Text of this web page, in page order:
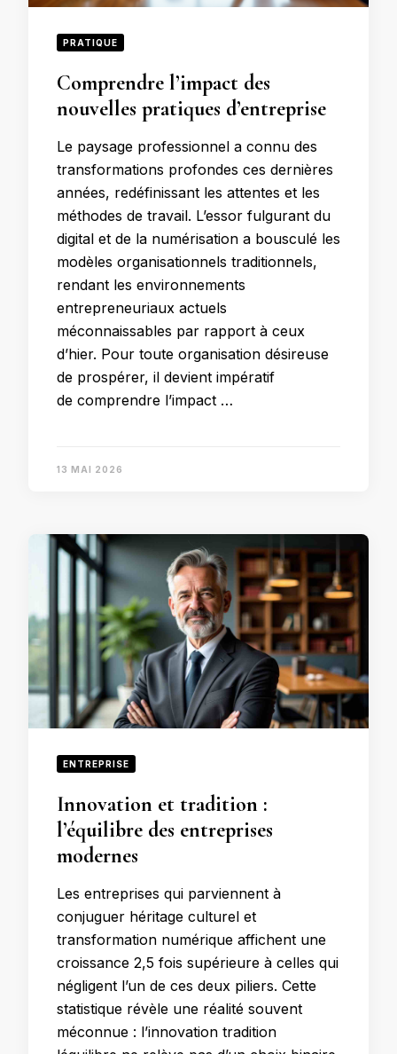
PRATIQUE
Comprendre l’impact des
nouvelles pratiques d’entreprise
Le paysage professionnel a connu des
transformations profondes ces dernières
années, redéfinissant les attentes et les
méthodes de travail. L’essor fulgurant du
digital et de la numérisation a bousculé les
modèles organisationnels traditionnels,
rendant les environnements
entrepreneuriaux actuels
méconnaissables par rapport à ceux
d’hier. Pour toute organisation désireuse
de prospérer, il devient impératif
de comprendre l’impact …
13 MAI 2026
ENTREPRISE
Innovation et tradition :
l’équilibre des entreprises
modernes
Les entreprises qui parviennent à
conjuguer héritage culturel et
transformation numérique affichent une
croissance 2,5 fois supérieure à celles qui
négligent l’un de ces deux piliers. Cette
statistique révèle une réalité souvent
méconnue : l’innovation tradition